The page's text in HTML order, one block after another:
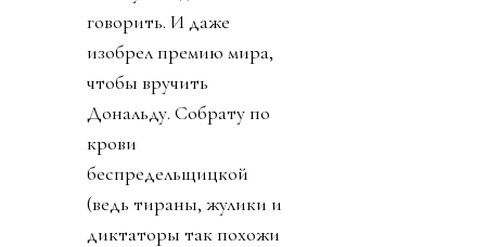
говорить. И даже
изобрел премию мира,
чтобы вручить
Дональду. Собрату по
крови
беспредельщицкой
(ведь тираны, жулики и
диктаторы так похожи